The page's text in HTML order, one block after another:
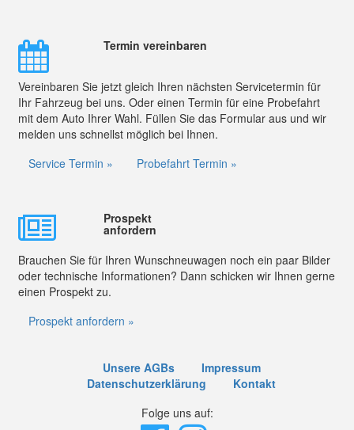
Termin vereinbaren
Vereinbaren Sie jetzt gleich Ihren nächsten Servicetermin für
Ihr Fahrzeug bei uns. Oder einen Termin für eine Probefahrt
mit dem Auto Ihrer Wahl. Füllen Sie das Formular aus und wir
melden uns schnellst möglich bei Ihnen.
Service Termin »
Probefahrt Termin »
Prospekt
anfordern
Brauchen Sie für Ihren Wunschneuwagen noch ein paar Bilder
oder technische Informationen? Dann schicken wir Ihnen gerne
einen Prospekt zu.
Prospekt anfordern »
Unsere AGBs
Impressum
Datenschutzerklärung
Kontakt
Folge uns auf: